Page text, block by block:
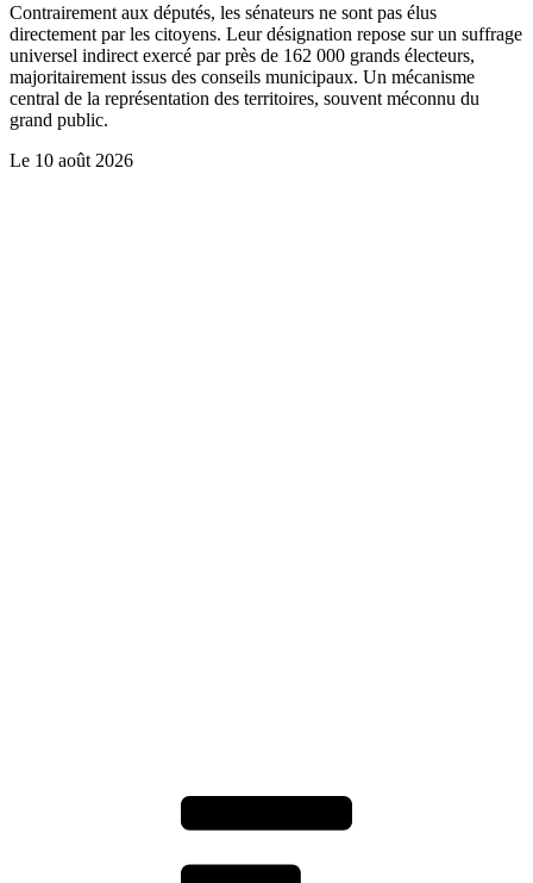
Contrairement aux députés, les sénateurs ne sont pas élus
directement par les citoyens. Leur désignation repose sur un suffrage
universel indirect exercé par près de 162 000 grands électeurs,
majoritairement issus des conseils municipaux. Un mécanisme
central de la représentation des territoires, souvent méconnu du
grand public.
Le 10 août 2026